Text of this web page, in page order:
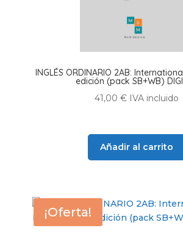
INGLÉS ORDINARIO 2AB:
edición (pack SB+WB)
41,00 € IVA incluido
Añadir al carrito
¡Oferta!